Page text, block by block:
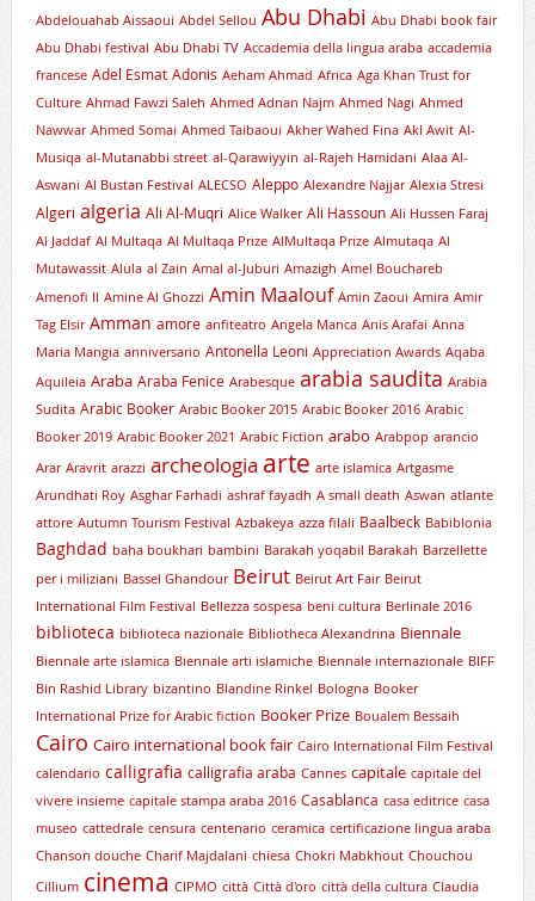
Abdelouahab Aissaoui Abdel Sellou Abu Dhabi Abu Dhabi book fair
Abu Dhabi festival Abu Dhabi TV Accademia della lingua araba accademia
francese Adel Esmat Adonis Aeham Ahmad Africa Aga Khan Trust for
Culture Ahmad Fawzi Saleh Ahmed Adnan Najm Ahmed Nagi Ahmed
Nawwar Ahmed Somai Ahmed Taibaoui Akher Wahed Fina Akl Awit Al-
Musiqa al-Mutanabbi street al-Qarawiyyin al-Rajeh Hamidani Alaa Al-
Aswani Al Bustan Festival ALECSO Aleppo Alexandre Najjar Alexia Stresi
Algeri algeria Ali Al-Muqri Alice Walker Ali Hassoun Ali Hussen Faraj
Al Jaddaf Al Multaqa Al Multaqa Prize AlMultaqa Prize Almutaqa Al
Mutawassit Alula al Zain Amal al-Juburi Amazigh Amel Bouchareb
Amenofi II Amine Al Ghozzi Amin Maalouf Amin Zaoui Amira Amir
Tag Elsir Amman amore anfiteatro Angela Manca Anis Arafai Anna
Maria Mangia anniversario Antonella Leoni Appreciation Awards Aqaba
Aquileia Araba Araba Fenice Arabesque arabia saudita Arabia
Sudita Arabic Booker Arabic Booker 2015 Arabic Booker 2016 Arabic
Booker 2019 Arabic Booker 2021 Arabic Fiction arabo Arabpop arancio
Arar Aravrit arazzi archeologia arte arte islamica Artgasme
Arundhati Roy Asghar Farhadi ashraf fayadh A small death Aswan atlante
attore Autumn Tourism Festival Azbakeya azza filali Baalbeck Babiblonia
Baghdad baha boukhari bambini Barakah yoqabil Barakah Barzellette
per i miliziani Bassel Ghandour Beirut Beirut Art Fair Beirut
International Film Festival Bellezza sospesa beni cultura Berlinale 2016
biblioteca biblioteca nazionale Bibliotheca Alexandrina Biennale
Biennale arte islamica Biennale arti islamiche Biennale internazionale BIFF
Bin Rashid Library bizantino Blandine Rinkel Bologna Booker
International Prize for Arabic fiction Booker Prize Boualem Bessaih
Cairo Cairo international book fair Cairo International Film Festival
calendario calligrafia calligrafia araba Cannes capitale capitale del
vivere insieme capitale stampa araba 2016 Casablanca casa editrice casa
museo cattedrale censura centenario ceramica certificazione lingua araba
Chanson douche Charif Majdalani chiesa Chokri Mabkhout Chouchou
Cillium cinema CIPMO città Città d'oro città della cultura Claudia